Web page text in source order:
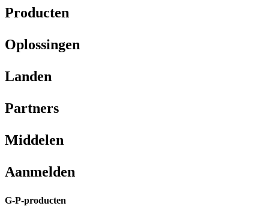
Producten​​
Oplossingen​​
Landen​​
Partners​​
Middelen​​
Aanmelden​​
G-P-producten​​